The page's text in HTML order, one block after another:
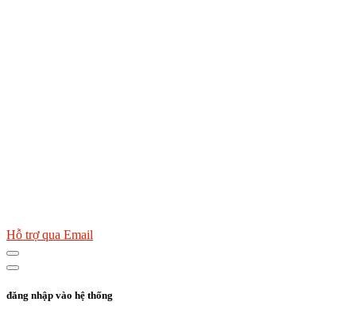
Hỗ trợ qua Email
đăng nhập vào hệ thống